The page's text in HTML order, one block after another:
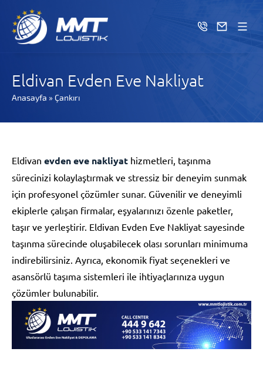
Eldivan Evden Eve Nakliyat
Anasayfa » Çankırı
Eldivan evden eve nakliyat hizmetleri, taşınma
sürecinizi kolaylaştırmak ve stressiz bir deneyim sunmak
için profesyonel çözümler sunar. Güvenilir ve deneyimli
ekiplerle çalışan firmalar, eşyalarınızı özenle paketler,
taşır ve yerleştirir. Eldivan Evden Eve Nakliyat sayesinde
taşınma sürecinde oluşabilecek olası sorunları minimuma
indirebilirsiniz. Ayrıca, ekonomik fiyat seçenekleri ve
asansörlü taşıma sistemleri ile ihtiyaçlarınıza uygun
çözümler bulunabilir.